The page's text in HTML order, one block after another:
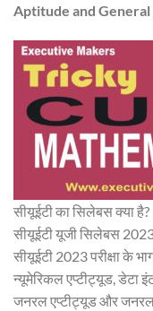
Aptitude and
सीयूईटी का सिलेबस क्या है?
सीयूईटी यूजी सिलेबस
सीयूईटी 2023 परीक्षा के
न्यूमेरिकल एप्टीट्यूड, डेटा
जनरल एप्टीट्यूड और